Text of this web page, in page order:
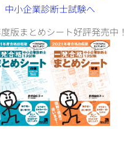
版まとめシート好評発売中！